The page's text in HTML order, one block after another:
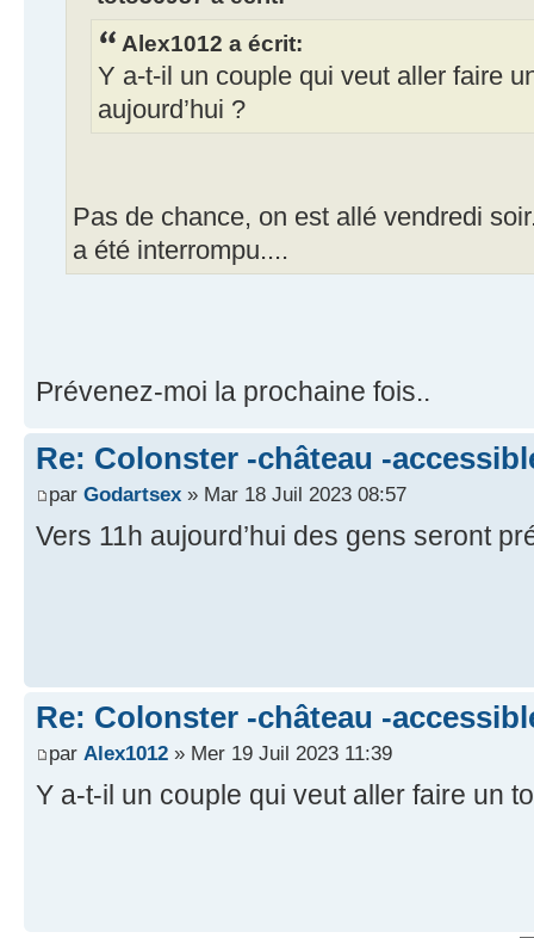
Alex1012 a écrit:
Y a-t-il un couple qui veut aller faire
aujourd’hui ?
Pas de chance, on est allé vendredi
a été interrompu....
Prévenez-moi la prochaine fois..
Re: Colonster -château -
par Godartsex » Mar 18 Juil 2023 08:57
Vers 11h aujourd’hui des gens seront
Re: Colonster -château -
par Alex1012 » Mer 19 Juil 2023 11:39
Y a-t-il un couple qui veut aller faire un